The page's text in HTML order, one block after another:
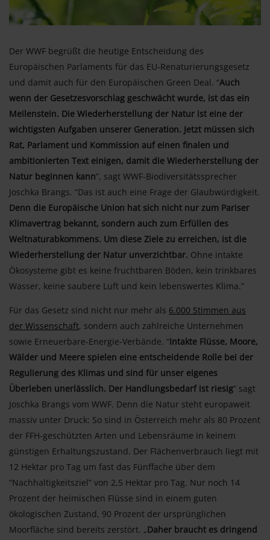
Der WWF begrüßt die heutige Entscheidung des
Europäischen Parlaments für das EU-Renaturierungsgesetz
und damit auch für den Europäischen Green Deal. “Auch
wenn der Gesetzesvorschlag geschwächt wurde, ist das ein
Meilenstein. Die Wiederherstellung der Natur ist eine der
wichtigsten Aufgaben unserer Generation. Jetzt müssen sich
Rat, Parlament und Kommission auf einen finalen und
ambitionierten Text einigen, damit die Wiederherstellung der
Natur beginnen kann”, sagt WWF-Biodiversitätssprecher
Joschka Brangs. “Das ist auch eine Frage der Glaubwürdigkeit.
Denn die Europäische Union hat sich nicht nur zum Pariser
Klimavertrag bekannt, sondern auch zum Erfüllen des
Weltnaturabkommens. Um diese Ziele zu erreichen, ist die
Wiederherstellung der Natur unverzichtbar. Ohne intakte
Ökosysteme gibt es keine fruchtbaren Böden, kein trinkbares
Wasser, keine saubere Luft und kein lebenswertes Klima.”
Für das Gesetz sind nicht nur mehr als 6.000 Stimmen aus
der Wissenschaft, sondern auch zahlreiche Unternehmen
sowie Erneuerbare-Energie-Verbände. “Intakte Flüsse, Moore,
Wälder und Meere spielen eine entscheidende Rolle bei der
Regulierung des Klimas und sind für unser eigenes
Überleben unerlässlich. Der Handlungsbedarf ist riesig” sagt
Joschka Brangs vom WWF. Denn die Natur steht europaweit
massiv unter Druck: So sind in Österreich mehr als 80 Prozent
der FFH-geschützten Arten und Lebensräume in keinem
günstigen Erhaltungszustand. Der Flächenverbrauch liegt mit
12 Hektar pro Tag um fast das Fünffache über dem
“Nachhaltigkeitsziel” von 2,5 Hektar pro Tag. Nur noch 14
Prozent der heimischen Flüsse sind in einem guten
ökologischen Zustand, 90 Prozent der ursprünglichen
Moorfläche sind bereits zerstört. „Daher braucht es dringend